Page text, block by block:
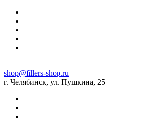
shop@fillers-shop.ru
г. Челябинск, ул. Пушкина, 25